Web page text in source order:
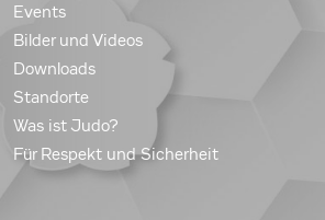
Events
Bilder und Videos
Downloads
Standorte
Was ist Judo?
Für Respekt und Sicherheit